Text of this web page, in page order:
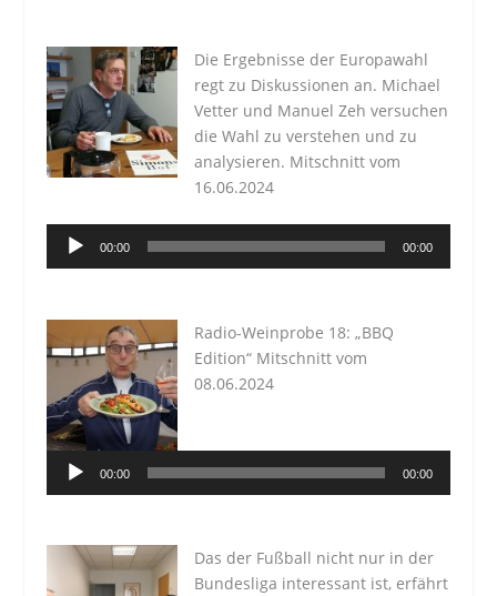
Die Ergebnisse der Europawahl
regt zu Diskussionen an. Michael
Vetter und Manuel Zeh versuchen
die Wahl zu verstehen und zu
analysieren. Mitschnitt vom
16.06.2024
Audio-
00:00 00:00
Radio-Weinprobe 18: „BBQ
Edition“ Mitschnitt vom
08.06.2024
Player
00:00 00:00
Das der Fußball nicht nur in der
Bundesliga interessant ist, erfährt